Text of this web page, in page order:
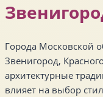
Города Московской
Звенигород,
архитектурные
влияет на выбор